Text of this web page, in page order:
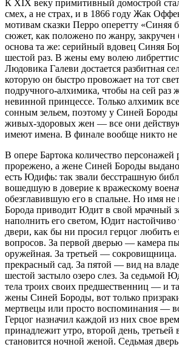
К XIX веку примитивный домострой
смех, а не страх, и в 1866 году Жак
мотивам сказки Перро оперетту «Синяя
сюжет, как положено по жанру, закручен
основа та же: серийный вдовец Синяя
шестой раз. В жены ему волею
Людовика Галеви достается разбитная
которую он быстро провожает на тот
подручного-алхимика, чтобы на сей раз
невинной принцессе. Только алхимик
сонным зельем, поэтому у Синей Бороды
живых-здоровых жен — все они
имеют имена. В финале вообще никто не
В опере Бартока количество персонажей
прорежено, а жене Синей Бороды
есть Юдифь: так звали бесстрашную
вошедшую в доверие к вражескому
обезглавившую его в спальне. Но имя
Борода приводит Юдит в свой мрачный
наполнить его светом, Юдит настойчиво
двери, как бы ни просил герцог любить
вопросов. За первой дверью — камера
оружейная. За третьей —
прекрасный сад. За пятой — вид на
шестой застыло озеро слез. За седьмой
тела троих своих предшественниц — и
жены Синей Бороды, вот только
мертвецы или просто воспоминания —
Герцог назначил каждой из них свое
принадлежит утро, второй день,
становится ночной женой. Седьмая дверь